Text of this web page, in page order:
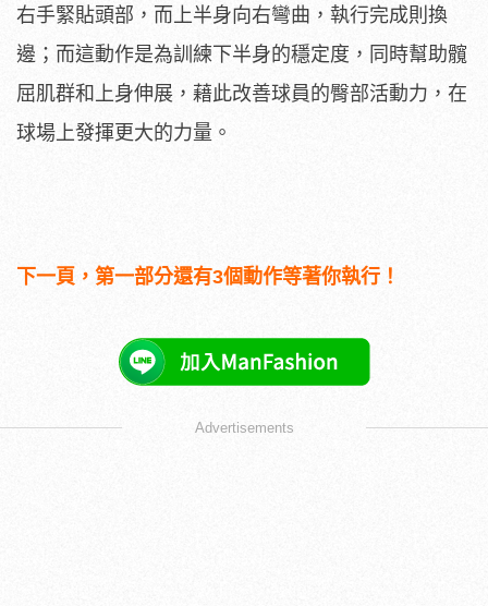
右手緊貼頭部，而上半身向右彎曲，執行完成則換
邊；而這動作是為訓練下半身的穩定度，同時幫助髖
屈肌群和上身伸展，藉此改善球員的臀部活動力，在
球場上發揮更大的力量。
下一頁，第一部分還有3個動作等著你執行！
Advertisements